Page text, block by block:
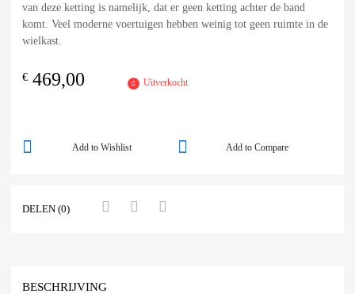
van deze ketting is namelijk, dat er geen ketting achter de band
komt. Veel moderne voertuigen hebben weinig tot geen ruimte in de
wielkast.
€ 469,00 Uitverkocht
Add to Compare
Add to Wishlist
DELEN (0)
BESCHRIJVING